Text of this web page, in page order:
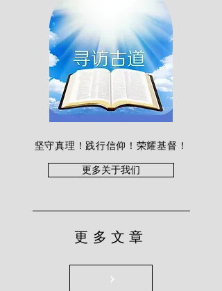
坚守真理！践行信仰！荣耀基督！
更多关于我们
更多文章